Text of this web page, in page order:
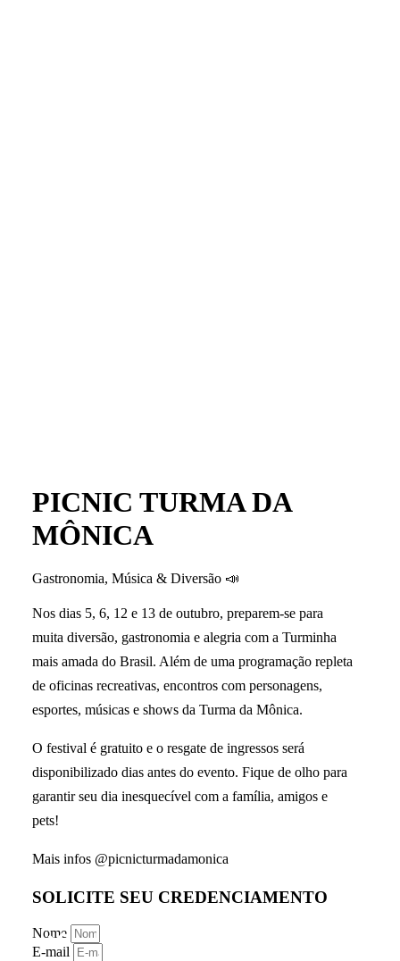
PICNIC TURMA DA
MÔNICA
Gastronomia, Música & Diversão 📣
Nos dias 5, 6, 12 e 13 de outubro, preparem-se para
muita diversão, gastronomia e alegria com a Turminha
mais amada do Brasil. Além de uma programação repleta
de oficinas recreativas, encontros com personagens,
esportes, músicas e shows da Turma da Mônica.
O festival é gratuito e o resgate de ingressos será
disponibilizado dias antes do evento. Fique de olho para
garantir seu dia inesquecível com a família, amigos e
pets!
Mais infos @picnicturmadamonica
SOLICITE SEU CREDENCIAMENTO
Nome
E-mail